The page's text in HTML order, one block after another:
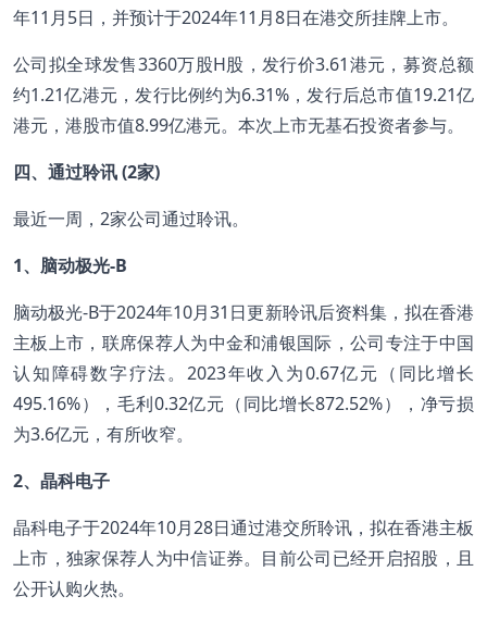
年11月5日，并预计于2024年11月8日在港交所挂牌上市。
公司拟全球发售3360万股H股，发行价3.61港元，募资总额
约1.21亿港元，发行比例约为6.31%，发行后总市值19.21亿
港元，港股市值8.99亿港元。本次上市无基石投资者参与。
四、通过聆讯 (2家)
最近一周，2家公司通过聆讯。
1、脑动极光-B
脑动极光-B于2024年10月31日更新聆讯后资料集，拟在香港
主板上市，联席保荐人为中金和浦银国际，公司专注于中国
认知障碍数字疗法。2023年收入为0.67亿元（同比增长
495.16%），毛利0.32亿元（同比增长872.52%），净亏损
为3.6亿元，有所收窄。
2、晶科电子
晶科电子于2024年10月28日通过港交所聆讯，拟在香港主板
上市，独家保荐人为中信证券。目前公司已经开启招股，且
公开认购火热。